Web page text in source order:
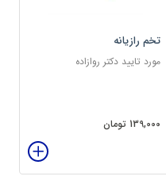
تخم رازیانه
مورد تایید دکتر روازاده
139,000 تومان